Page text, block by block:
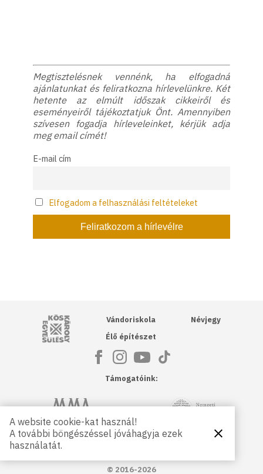
Megtisztelésnek vennénk, ha elfogadná
ajánlatunkat és feliratkozna hírlevelünkre. Két
hetente az elmúlt időszak cikkeiről és
eseményeiről tájékoztatjuk Önt. Amennyiben
szívesen fogadja hírleveleinket, kérjük adja
meg email címét!
E-mail cím
Elfogadom a felhasználási feltételeket
Kós Károly Egyesülés
Vándoriskola
Élő építészet
Névjegy
Támogatóink:
Magyar Művészeti Akadémia NKA
Petőfi Kulturális Ügynökség
© 2016-2026
A website cookie-kat használ!
A további böngészéssel jóváhagyja ezek
használatát.
Bezárás